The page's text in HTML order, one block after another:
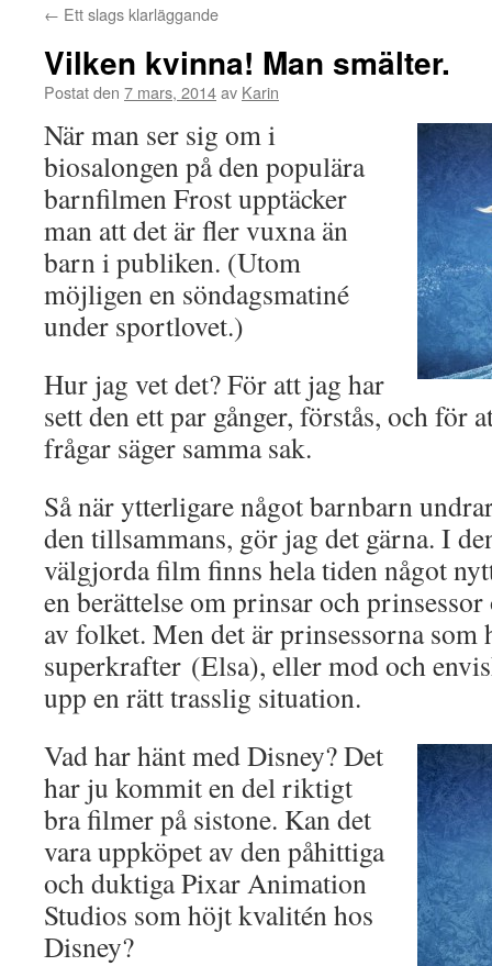
← Ett slags klarläggande
Vilken kvinna! Man smälter.
Postat den 7 mars, 2014av Karin
När man ser sig om i
biosalongen på den populära
barnfilmen Frost upptäcker
man att det är fler vuxna än
barn i publiken. (Utom
möjligen en söndagsmatiné
under sportlovet.)
Hur jag vet det? För att jag har
sett den ett par gånger, förstås, och för
frågar säger samma sak.
Så när ytterligare något barnbarn
den tillsammans, gör jag det gärna. I
välgjorda film finns hela tiden något
en berättelse om prinsar och
av folket. Men det är prinsessorna som
superkrafter (Elsa), eller mod och
upp en rätt trasslig situation.
Vad har hänt med Disney? Det
har ju kommit en del riktigt
bra filmer på sistone. Kan det
vara uppköpet av den påhittiga
och duktiga Pixar Animation
Studios som höjt kvalitén hos
Disney?